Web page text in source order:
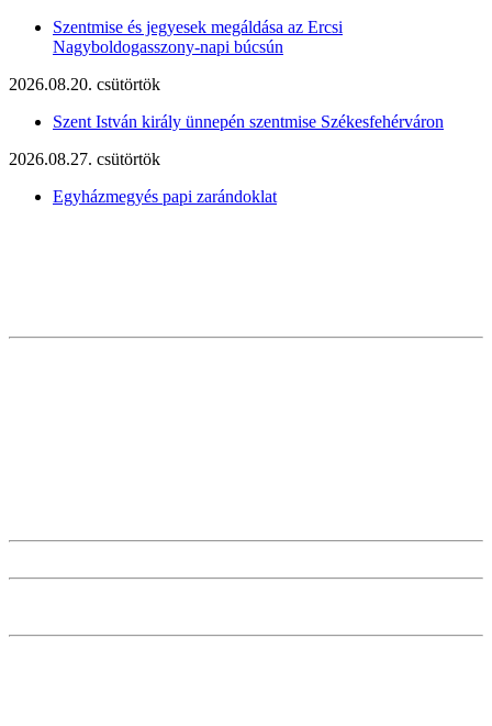
Szentmise és jegyesek megáldása az Ercsi
Nagyboldogasszony-napi búcsún
2026.08.20. csütörtök
Szent István király ünnepén szentmise Székesfehérváron
2026.08.27. csütörtök
Egyházmegyés papi zarándoklat